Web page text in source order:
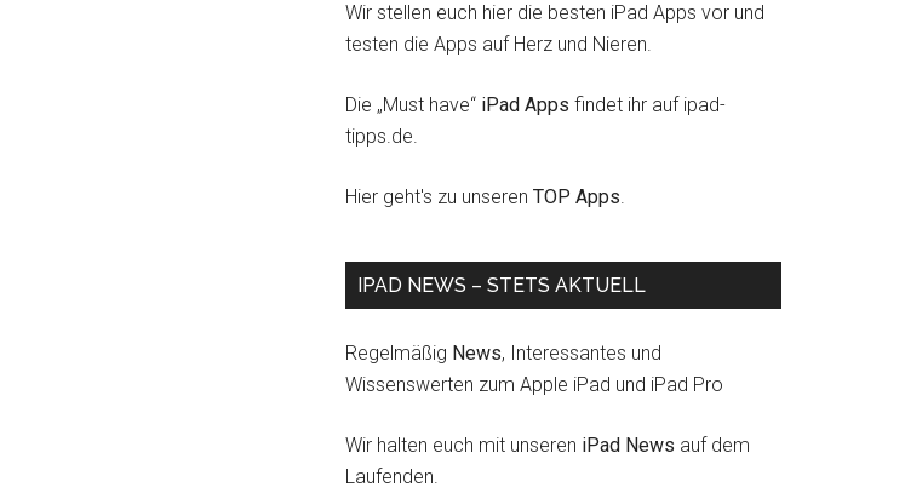
Wir stellen euch hier die besten iPad Apps vor und
testen die Apps auf Herz und Nieren.
Die „Must have“ iPad Apps findet ihr auf ipad-
tipps.de.
Hier geht's zu unseren TOP Apps.
IPAD NEWS – STETS AKTUELL
Regelmäßig News, Interessantes und
Wissenswerten zum Apple iPad und iPad Pro
Wir halten euch mit unseren iPad News auf dem
Laufenden.